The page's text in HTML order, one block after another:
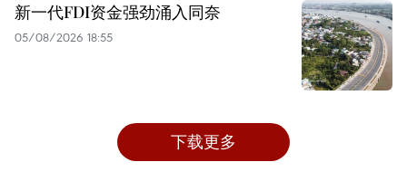
新一代FDI资金强劲涌入同奈
05/08/2026 18:55
下载更多